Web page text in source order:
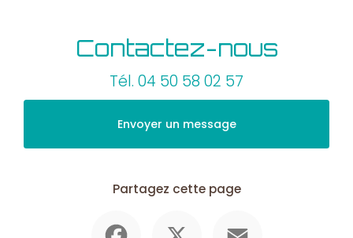
Contactez-nous
Tél. 04 50 58 02 57
Envoyer un message
Partagez cette page